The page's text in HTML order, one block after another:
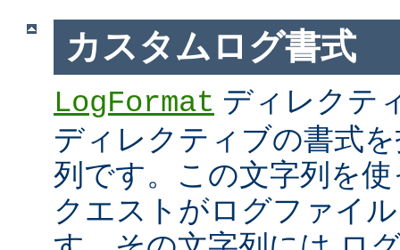
カスタムログ書式
LogFormat ディレクテ
ディレクティブの書式
列です。この文字列を
クエストがログファイ